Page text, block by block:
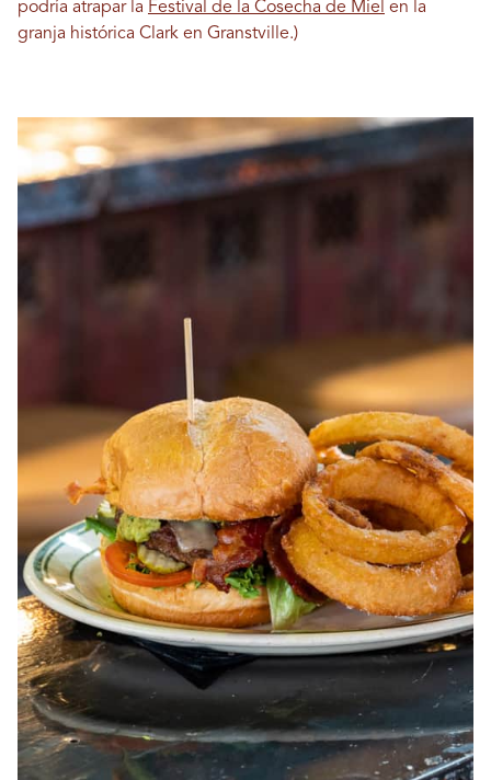
podría atrapar la Festival de la Cosecha de Miel en la
granja histórica Clark en Granstville.)